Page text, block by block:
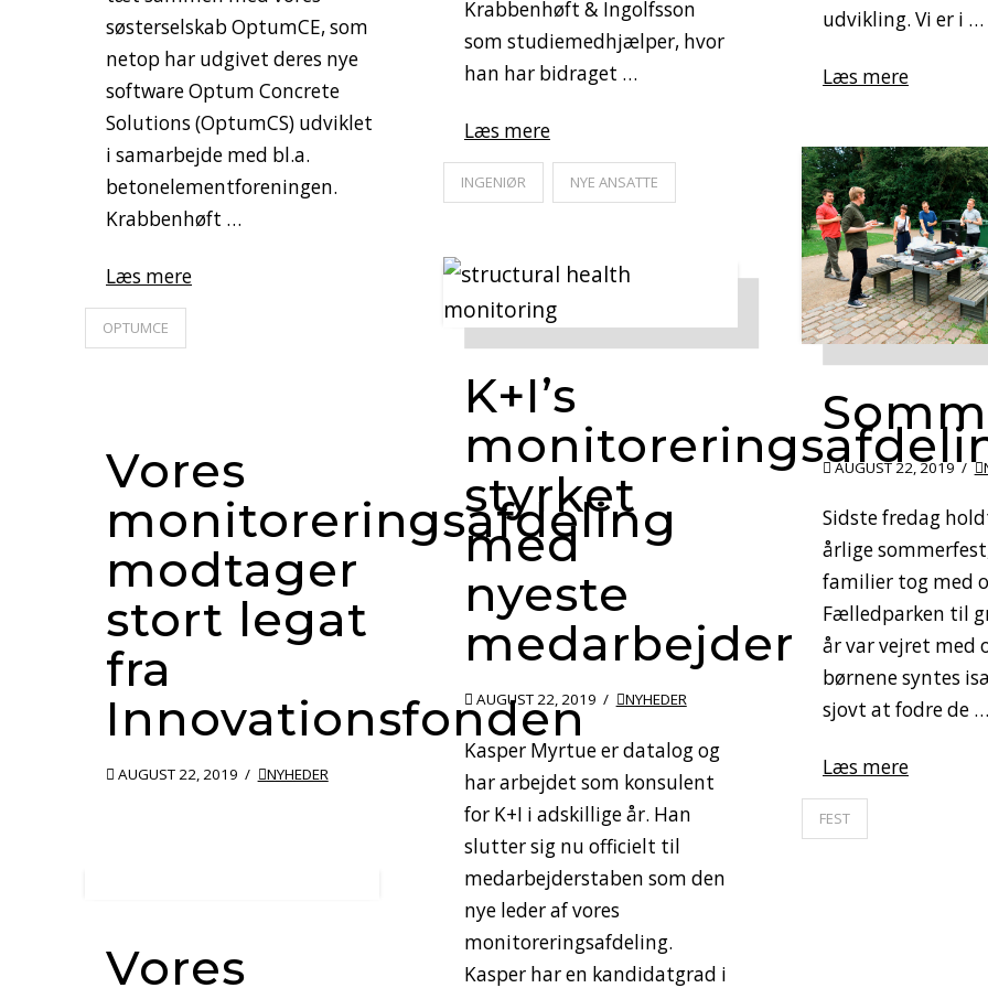
udvikling. Vi er i …
Læs mere
Krabbenhøft & Ingolfsson
som studiemedhjælper, hvor
han har bidraget …
Læs mere
INGENIØR NYE ANSATTE
søsterselskab OptumCE, som
netop har udgivet deres nye
software Optum Concrete
Solutions (OptumCS) udviklet
i samarbejde med bl.a.
betonelementforeningen.
Krabbenhøft …
Læs mere
OPTUMCE
AUGUST 22, 2019
Sidste fredag
årlige
familier tog med
Fælledparken til
år var vejret med
børnene syntes
sjovt at fodre de …
Læs mere
FEST
K+I’s
styrket
med
nyeste
medarbejder
AUGUST 22, 2019 NYHEDER
Kasper Myrtue er datalog og
har arbejdet som konsulent
for K+I i adskillige år. Han
slutter sig nu officielt til
medarbejderstaben som den
nye leder af vores
monitoreringsafdeling.
Kasper har en kandidatgrad i
Vores
monitoreringsafdeling
modtager
stort legat
fra
Innovationsfonden
AUGUST 22, 2019 NYHEDER
Vores